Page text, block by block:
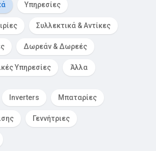
Υπηρεσίες
Συλλεκτικά & Αντίκες
Δωρεάν & Δωρεές
Υπηρεσίες Άλλα
Inverters Μπαταρίες
Γεννήτριες